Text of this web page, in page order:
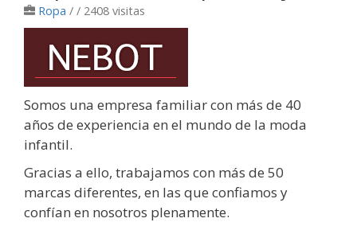
Ropa / / 2408 visitas
Somos una empresa familiar con más de 40
años de experiencia en el mundo de la moda
infantil.
Gracias a ello, trabajamos con más de 50
marcas diferentes, en las que confiamos y
confían en nosotros plenamente.